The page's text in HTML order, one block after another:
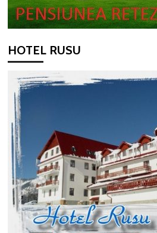
HOTEL RUSU